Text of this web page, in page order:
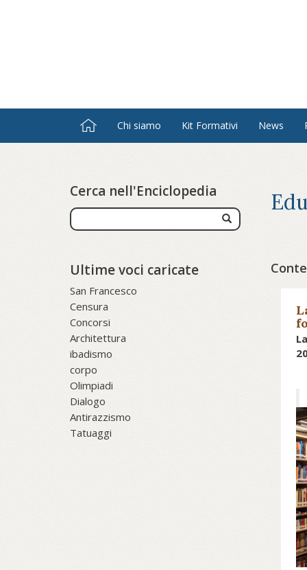
Chi siamo Kit Formativi News
Cerca nell'Enciclopedia
Ultime voci caricate
San Francesco
Censura
Concorsi
Architettura
ibadismo
corpo
Olimpiadi
Dialogo
Antirazzismo
Tatuaggi